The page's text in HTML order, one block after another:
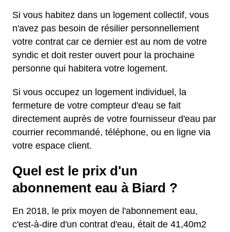
Si vous habitez dans un logement collectif, vous
n'avez pas besoin de résilier personnellement
votre contrat car ce dernier est au nom de votre
syndic et doit rester ouvert pour la prochaine
personne qui habitera votre logement.
Si vous occupez un logement individuel, la
fermeture de votre compteur d'eau se fait
directement auprès de votre fournisseur d'eau par
courrier recommandé, téléphone, ou en ligne via
votre espace client.
Quel est le prix d'un
abonnement eau à Biard ?
En 2018, le prix moyen de l'abonnement eau,
c'est-à-dire d'un contrat d'eau, était de 41,40m2